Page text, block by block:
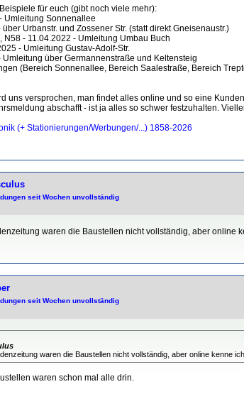
für euch (gibt noch viele mehr):
Umleitung Sonnenallee
Urbanstr. und Zossener Str. (statt direkt Gneisenaustr.)
N58 - 11.04.2022 - Umleitung Umbau Buch
- Umleitung Gustav-Adolf-Str.
Umleitung über Germannenstraße und Keltensteig
(Bereich Sonnenallee, Bereich Saalestraße, Bereich
uns versprochen, man findet alles online und so eine
abschafft - ist ja alles so schwer festzuhalten.
(+ Stationierungen/Werbungen/...) 1858-2026
seit Wochen unvollständig
waren die Baustellen nicht vollständig, aber online
seit Wochen unvollständig
waren die Baustellen nicht vollständig, aber online kenne
waren schon mal alle drin.